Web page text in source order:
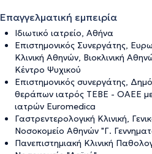
Επαγγελματική εμπειρία
Ιδιωτικό ιατρείο, Αθήνα
Επιστημονικός Συνεργάτης,
Κλινική Αθηνών, Βιοκλινική
Κέντρο Ψυχικού
Επιστημονικός συνεργάτης,
θεράπων ιατρός ΤΕΒΕ - ΟΑΕΕ με
ιατρών Euromedica
Γαστρεντερολογική Κλινική,
Νοσοκομείο Αθηνών "Γ.
Πανεπιστημιακή Κλινική